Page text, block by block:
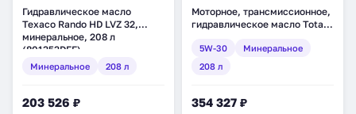
Гидравлическое масло
Texaco Rando HD LVZ 32,
минеральное, 208 л
(801353DEE)
Минеральное 208 л
203 526 ₽
Моторное, трансмиссионное,
гидравлическое масло Total
минеральное, 208 л (157511)
5W-30
Минеральное
208 л
354 327 ₽